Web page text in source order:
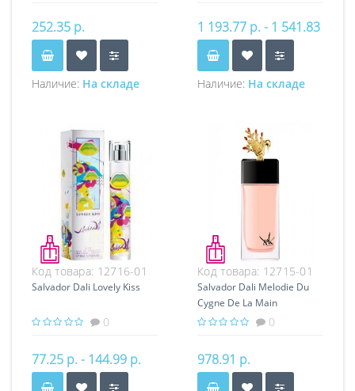
252.35 р.
Наличие: На складе
1 193.77 р. - 1 541.83
р.
Наличие: На складе
Код товара: 12716-01
Salvador Dali Lovely Kiss
0
77.25 р. - 144.99 р.
Код товара: 12715-01
Salvador Dali Melodie Du
Cygne De La Main
0
978.91 р.